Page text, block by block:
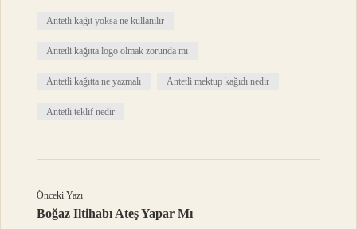
Antetli kağıt yoksa ne kullanılır
Antetli kağıtta logo olmak zorunda mı
Antetli kağıtta ne yazmalı Antetli mektup kağıdı nedir
Antetli teklif nedir
Önceki Yazı
Boğaz Iltihabı Ateş Yapar Mı